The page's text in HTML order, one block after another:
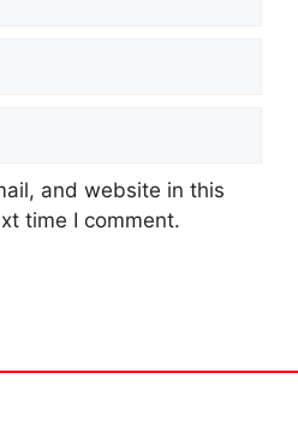
and website in this
time I comment.